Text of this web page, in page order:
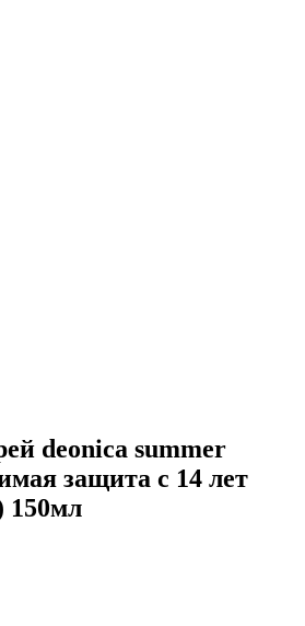
deonica summer
защита с 14 лет
150мл